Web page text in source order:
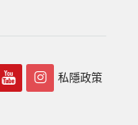
私隱政策